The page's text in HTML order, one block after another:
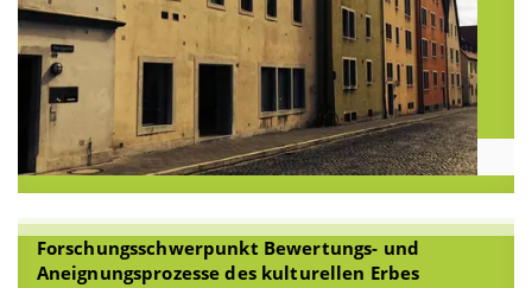
Forschungsschwerpunkt Bewertungs- und
Aneignungsprozesse des kulturellen Erbes